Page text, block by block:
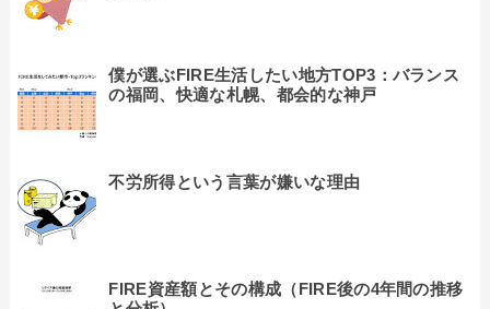
僕が選ぶFIRE生活したい地方TOP3：バランス
の福岡、快適な札幌、都会的な神戸
不労所得という言葉が嫌いな理由
FIRE資産額とその構成（FIRE後の4年間の推移